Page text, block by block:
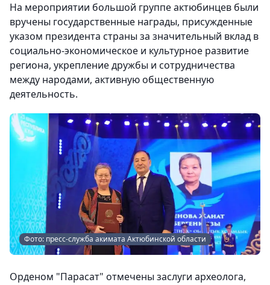
На мероприятии большой группе актюбинцев были
вручены государственные награды, присужденные
указом президента страны за значительный вклад в
социально-экономическое и культурное развитие
региона, укрепление дружбы и сотрудничества
между народами, активную общественную
деятельность.
Фото: пресс-служба акимата Актюбинской области
Орденом "Парасат" отмечены заслуги археолога,